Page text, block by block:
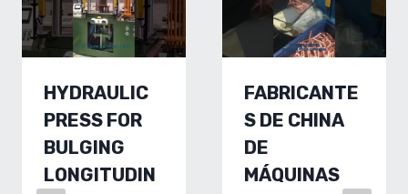
HYDRAULIC
PRESS FOR
BULGING
LONGITUDIN
FABRICANTE
S DE CHINA
DE
MÁQUINAS